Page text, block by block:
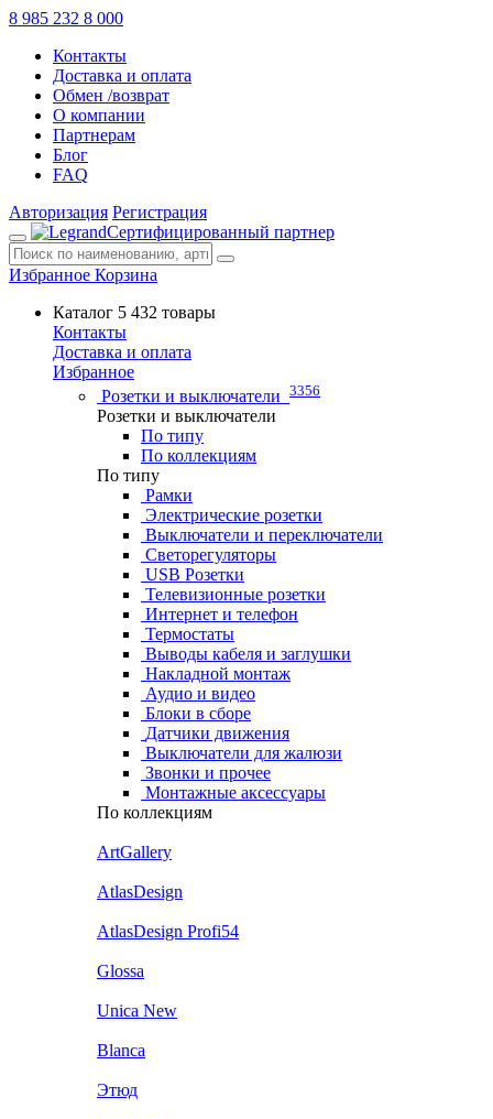
8 985 232 8 000
Контакты
Доставка и оплата
Обмен /возврат
О компании
Партнерам
Блог
FAQ
Авторизация Регистрация
Сертифицированный партнер
Избранное Корзина
Каталог 5 432 товары
Контакты
Доставка и оплата
Избранное
Розетки и выключатели 3356
Розетки и выключатели
По типу
По коллекциям
По типу
Рамки
Электрические розетки
Выключатели и переключатели
Светорегуляторы
USB Розетки
Телевизионные розетки
Интернет и телефон
Термостаты
Выводы кабеля и заглушки
Накладной монтаж
Аудио и видео
Блоки в сборе
Датчики движения
Выключатели для жалюзи
Звонки и прочее
Монтажные аксессуары
По коллекциям
ArtGallery
AtlasDesign
AtlasDesign Profi54
Glossa
Unica New
Blanca
Этюд